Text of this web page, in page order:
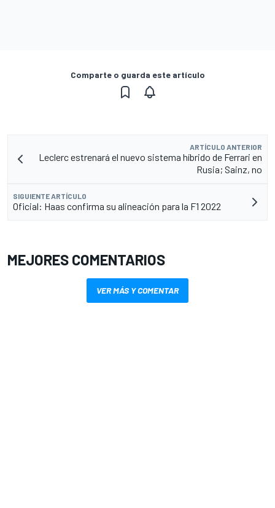
Comparte o guarda este artículo
ARTÍCULO ANTERIOR
Leclerc estrenará el nuevo sistema híbrido de Ferrari en
Rusia; Sainz, no
SIGUIENTE ARTÍCULO
Oficial: Haas confirma su alineación para la F1 2022
MEJORES COMENTARIOS
VER MÁS Y COMENTAR